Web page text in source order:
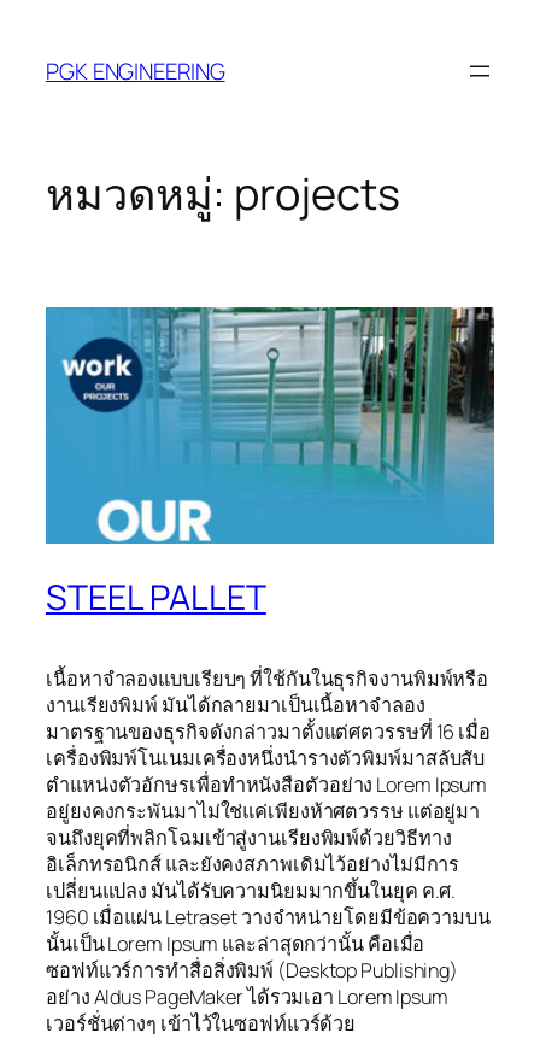
PGK ENGINEERING
หมวดหมู่: projects
STEEL PALLET
เนื้อหาจำลองแบบเรียบๆ ที่ใช้กันในธุรกิจงานพิมพ์หรือ
งานเรียงพิมพ์ มันได้กลายมาเป็นเนื้อหาจำลอง
มาตรฐานของธุรกิจดังกล่าวมาตั้งแต่ศตวรรษที่ 16 เมื่อ
เครื่องพิมพ์โนเนมเครื่องหนึ่งนำรางตัวพิมพ์มาสลับสับ
ตำแหน่งตัวอักษรเพื่อทำหนังสือตัวอย่าง Lorem Ipsum
อยู่ยงคงกระพันมาไม่ใช่แค่เพียงห้าศตวรรษ แต่อยู่มา
จนถึงยุคที่พลิกโฉมเข้าสู่งานเรียงพิมพ์ด้วยวิธีทาง
อิเล็กทรอนิกส์ และยังคงสภาพเดิมไว้อย่างไม่มีการ
เปลี่ยนแปลง มันได้รับความนิยมมากขึ้นในยุค ค.ศ.
1960 เมื่อแผ่น Letraset วางจำหน่ายโดยมีข้อความบน
นั้นเป็น Lorem Ipsum และล่าสุดกว่านั้น คือเมื่อ
ซอฟท์แวร์การทำสื่อสิ่งพิมพ์ (Desktop Publishing)
อย่าง Aldus PageMaker ได้รวมเอา Lorem Ipsum
เวอร์ชั่นต่างๆ เข้าไว้ในซอฟท์แวร์ด้วย